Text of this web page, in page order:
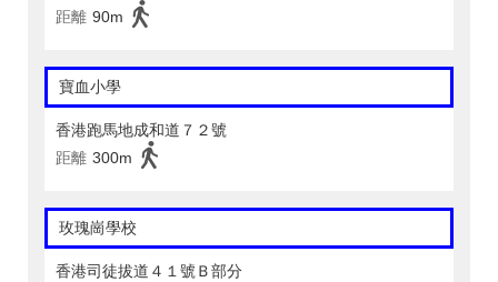
距離 90m
寶血小學
香港跑馬地成和道７２號
距離 300m
玫瑰崗學校
香港司徒拔道４１號Ｂ部分